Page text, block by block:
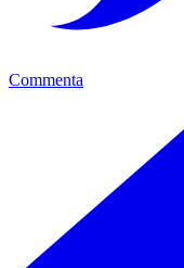
Commenta